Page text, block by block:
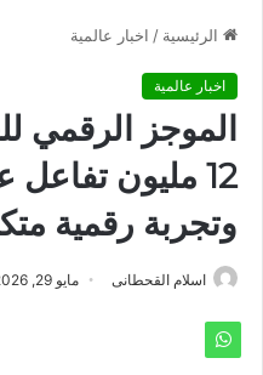
الرئيسية / اخبار عالمية
اخبار عالمية
الموجز الرقمي
12 مليون
وتجربة رقمية
اسلام القحطانى مايو 29, 2026